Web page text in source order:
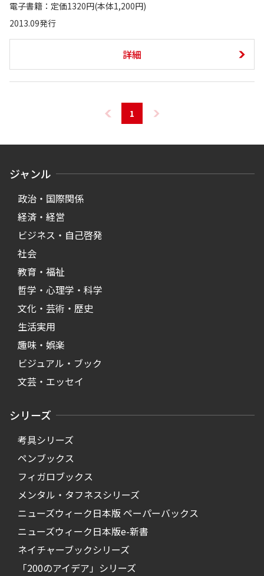
電子書籍：定価1320円(本体1,200円)
2013.09発行
詳細
1
ジャンル
政治・国際関係
経済・経営
ビジネス・自己啓発
社会
教育・福祉
哲学・心理学・科学
文化・芸術・歴史
生活実用
趣味・娯楽
ビジュアル・ブック
文芸・エッセイ
シリーズ
考具シリーズ
ペンブックス
フィガロブックス
メンタル・タフネスシリーズ
ニューズウィーク日本版 ペーパーバックス
ニューズウィーク日本版e-新書
ネイチャーブックシリーズ
「200のアイデア」シリーズ